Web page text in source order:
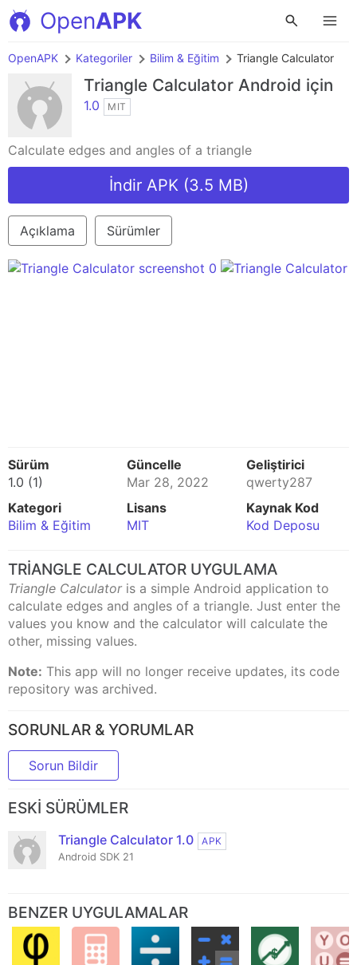
OpenAPK
OpenAPK Kategoriler Bilim & Eğitim Triangle Calculator
Triangle Calculator Android için
1.0 MIT
Calculate edges and angles of a triangle
İndir APK (3.5 MB)
Açıklama Sürümler
Sürüm
1.0 (1)
Güncelle
Mar 28, 2022
Geliştirici
qwerty287
Kategori
Bilim & Eğitim
Lisans
MIT
Kaynak Kod
Kod Deposu
TRIANGLE CALCULATOR UYGULAMA
Triangle Calculatoris a simple Android application to
calculate edges and angles of a triangle. Just enter the
values you know and the calculator will calculate the
other, missing values.
Note: This app will no longer receive updates, its code
repository was archived.
SORUNLAR & YORUMLAR
Sorun Bildir
ESKI SÜRÜMLER
Triangle Calculator 1.0
APK
Android SDK 21
BENZER UYGULAMALAR